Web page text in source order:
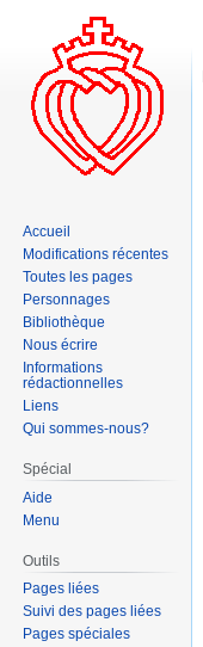
Accueil
Modifications récentes
Toutes les pages
Personnages
Bibliothèque
Nous écrire
Informations
rédactionnelles
Liens
Qui sommes-nous?
Spécial
Aide
Menu
Outils
Pages liées
Suivi des pages liées
Pages spéciales